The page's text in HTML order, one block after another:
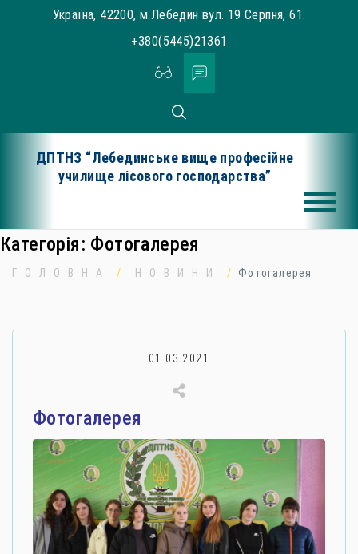
Україна, 42200, м.Лебедин вул. 19 Серпня, 61.
+380(5445)21361
ДПТНЗ “Лебединське вище професійне
училище лісового господарства”
Категорія: Фотогалерея
ГОЛОВНА НОВИНИ Фотогалерея
01.03.2021
Фотогалерея